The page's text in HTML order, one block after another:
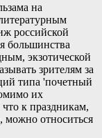
на
российской
большинства
экзотической
зрителям за
типа 'почетный
их
к праздникам,
можно относиться